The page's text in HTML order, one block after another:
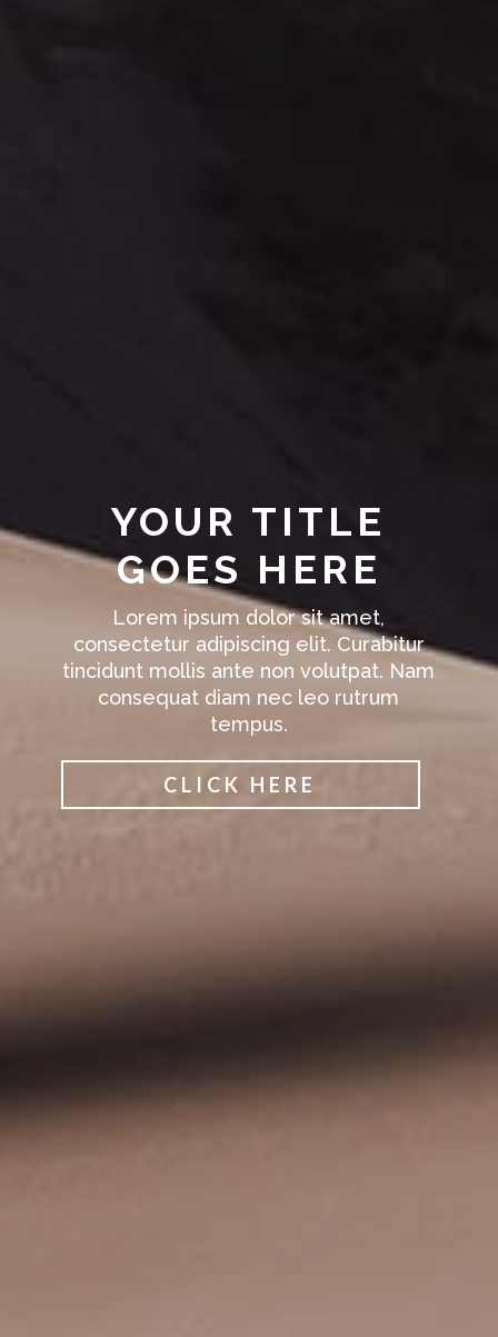
YOUR TITLE
GOES HERE
Lorem ipsum dolor sit amet,
consectetur adipiscing elit. Curabitur
tincidunt mollis ante non volutpat. Nam
consequat diam nec leo rutrum
tempus.
CLICK HERE